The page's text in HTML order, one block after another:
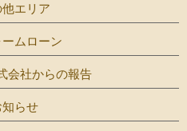
他エリア
ームローン
会社からの報告
知らせ